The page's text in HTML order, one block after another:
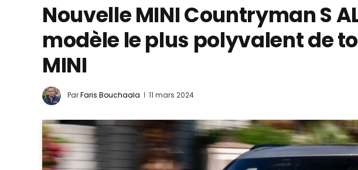
Nouvelle MINI Countryman S
modèle le plus polyvalent de
MINI
ParFaris Bouchaala 11 mars 2024